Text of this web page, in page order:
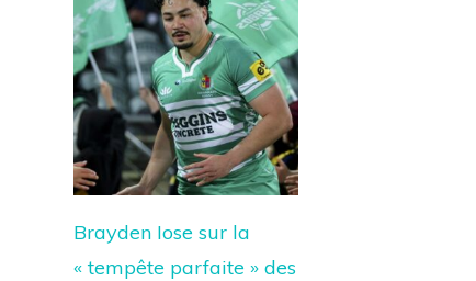
Brayden Iose sur la
« tempête parfaite » des